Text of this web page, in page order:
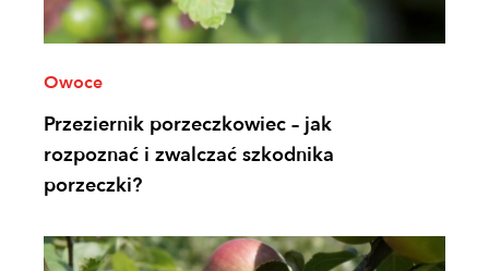
Owoce
Przeziernik porzeczkowiec – jak
rozpoznać i zwalczać szkodnika
porzeczki?